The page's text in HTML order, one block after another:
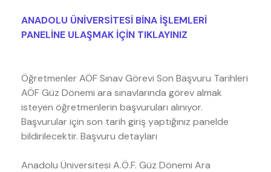
ANADOLU ÜNİVERSİTESİ BİNA İŞLEMLERİ
PANELİNE ULAŞMAK İÇİN TIKLAYINIZ
Öğretmenler AÖF Sınav Görevi Son Başvuru Tarihleri
AÖF Güz Dönemi ara sınavlarında görev almak
isteyen öğretmenlerin başvuruları alınıyor.
Başvurular için son tarih giriş yaptığınız panelde
bildirilecektir. Başvuru detayları
Anadolu Üniversitesi A.Ö.F. Güz Dönemi Ara